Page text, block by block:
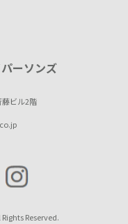
ーソンズ
ビル2階
Reserved.